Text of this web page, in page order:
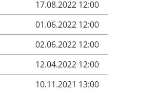
17.08.2022 12:00
01.06.2022 12:00
02.06.2022 12:00
12.04.2022 12:00
10.11.2021 13:00